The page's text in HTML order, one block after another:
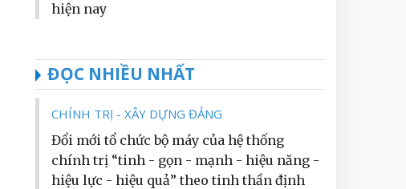
hiện nay
ĐỌC NHIỀU NHẤT
CHÍNH TRỊ - XÂY DỰNG ĐẢNG
Đổi mới tổ chức bộ máy của hệ thống
chính trị “tinh - gọn - mạnh - hiệu năng -
hiệu lực - hiệu quả” theo tinh thần định